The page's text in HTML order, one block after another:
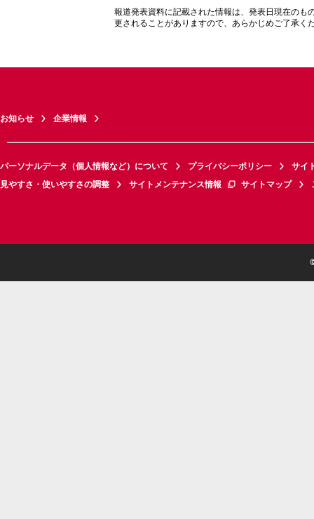
報道発表資料に記載された情報は、発表日現在のも
更されることがありますので、あらかじめご了承く
お知らせ 企業情報
パーソナルデータ（個人情報など）について プライバシーポリシー
サイ
見やすさ・使いやすさの調整
サイトメンテナンス情報 サイトマップ